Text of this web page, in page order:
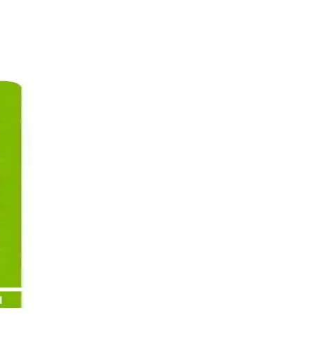
anlatılıyor.
bilgiler içerir.
ulaşmada önemli rol oynar.
karşı etkili destek sunar.